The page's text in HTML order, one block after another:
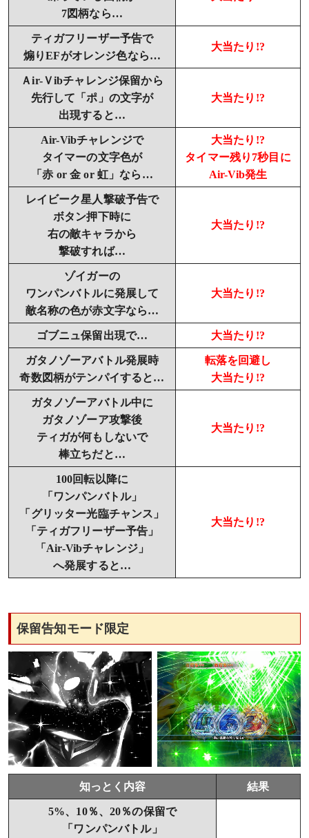
7図柄なら…
ティガフリーザー予告で
煽りEFがオレンジ色なら…
大当たり!?
Ａir-Ｖibチャレンジ保留から
先行して「ポ」の文字が
出現すると…
大当たり!?
Air-Vibチャレンジで
タイマーの文字色が
「赤 or 金 or 虹」なら…
大当たり!?
タイマー残り7秒目に
Air-Vib発生
レイビーク星人撃破予告で
ボタン押下時に
右の敵キャラから
撃破すれば…
大当たり!?
ゾイガーの
ワンパンバトルに発展して
敵名称の色が赤文字なら…
大当たり!?
ゴブニュ保留出現で… 大当たり!?
ガタノゾーアバトル発展時
奇数図柄がテンパイすると…
転落を回避し
大当たり!?
ガタノゾーアバトル中に
ガタノゾーア攻撃後
ティガが何もしないで
棒立ちだと…
大当たり!?
100回転以降に
「ワンパンバトル」
「グリッター光臨チャンス」
「ティガフリーザー予告」
「Air-Vibチャレンジ」
へ発展すると…
大当たり!?
保留告知モード限定
知っとく内容 結果
5%、10％、20％の保留で
「ワンパンバトル」